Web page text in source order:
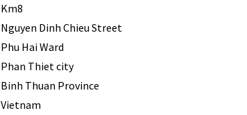
Km8
Nguyen Dinh Chieu Street
Phu Hai Ward
Phan Thiet city
Binh Thuan Province
Vietnam